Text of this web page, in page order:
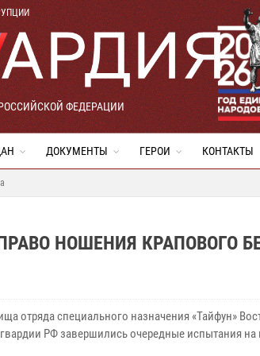
ФЕДЕРАЦИИ
ДОКУМЕНТЫ ГЕРОИ КОНТАКТЫ
НОШЕНИЯ КРАПОВОГО
отряда специального назначения «Тайфун»
РФ завершились очередные испытания на